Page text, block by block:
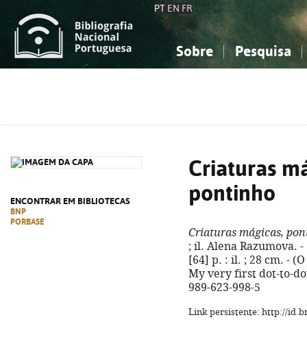
PT EN FR
Sobre Pesquisa
ENCONTRAR EM BIBLIOTECAS
BNP
PORBASE
Criaturas
pontinho
Criaturas mágicas,
; il. Alena Razumova. -
[64] p. : il. ; 28 cm. -
My very first dot-to-
989-623-998-5
Link persistente: http://